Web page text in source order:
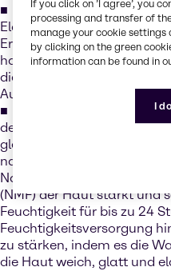
Kollagen für dauerhafte
Elastizität und
Ergebnisse, z. B.
hautidentisches Kollagen
die Festigkeit sichtbar
Aussehen unterstützt.
Barrierepflege, die wie
den natürlichen
gleichzeitig den Komfort, z.
natürliche, optimierte
Natriumgluconat, die den
(NMF) der Haut stärkt und
Feuchtigkeit für bis zu 24
Feuchtigkeitsversorgung
zu stärken, indem es die
die Haut weich, glatt und
If you click on ’I agree’, you
processing and transfer of
manage your cookie settings
by clicking on the green
information can be found in
I